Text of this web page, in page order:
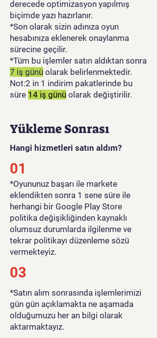
derecede optimizasyon yapılmış
biçimde yazı hazırlanır.
*Son olarak sizin adınıza oyun
hesabınıza eklenerek onaylanma
sürecine geçilir.
*Tüm bu işlemler satın aldıktan sonra
7 iş günü olarak belirlenmektedir.
Not:2 in 1 indirim pakatlerinde bu
süre 14 iş günü olarak değiştirilir.
Yükleme Sonrası
Hangi hizmetleri satın aldım?
01
​*Oyununuz başarı ile markete
eklendikten sonra 1 sene süre ile
herhangi bir Google Play Store
politika değişikliğinden kaynaklı
olumsuz durumlarda ilgilenme ve
tekrar politikayı düzenleme sözü
vermekteyiz.
03
*Satın alım sonrasında işlemlerimizi
gün gün açıklamakta ne aşamada
olduğumuzu her an bilgi olarak
aktarmaktayız.